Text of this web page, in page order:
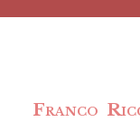
Franco